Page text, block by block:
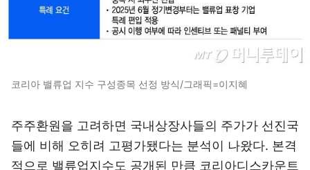
코리아 밸류업 지수 구성종목 선정 방식/그래픽=이지혜
주주환원을 고려하면 국내상장사들의 주가가 선진국
들에 비해 오히려 고평가됐다는 분석이 나왔다. 본격
적으로 밸류업지수도 공개된 만큼 코리아디스카운트